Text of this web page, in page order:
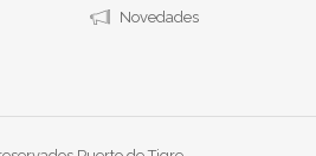
Novedades